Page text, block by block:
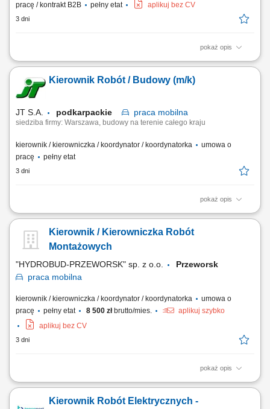
pracę / kontrakt B2B
pełny etat aplikuj bez CV
3 dni
pokaż opis
Zakres zadań: Nadzór techniczny nad robotami konstrukcyjno-
elektroenergetycznych; Koordynacja wykonania fundamentów pod
słupy linii SN, konstrukcje wsporcze, aparaturę stacyjną, kontenery
Kierownik Robót / Budowy (m/k)
JT S.A. podkarpackie praca mobilna
siedziba firmy: Warszawa, budowy na terenie całego kraju
kierownik / kierowniczka / koordynator / koordynatorka
umowa o
pracę
pełny etat
3 dni
pokaż opis
DO TWOICH ZADAŃ NALEŻEĆ BĘDZIE: Realizacja projektów
gazowe, tłocznie gazu oraz gazociągi wysokiego ciśnienia;
Sprawowanie stałej kontroli oraz bieżącego nadzoru nad procesem
Kierownik / Kierowniczka Robót
Montażowych
"HYDROBUD-PRZEWORSK" sp. z o.o.
Przeworsk
praca mobilna
kierownik / kierowniczka / koordynator / koordynatorka
umowa o
pracę
pełny etat 8 500 złbrutto/mies.
aplikuj szybko
aplikuj bez CV
3 dni
pokaż opis
kompleksowe zarządzanie realizacją montażu konstrukcji stalowych hal
koordynowanie pracy brygad montażowych oraz podwykonawców,
Kierownik Robót Elektrycznych -